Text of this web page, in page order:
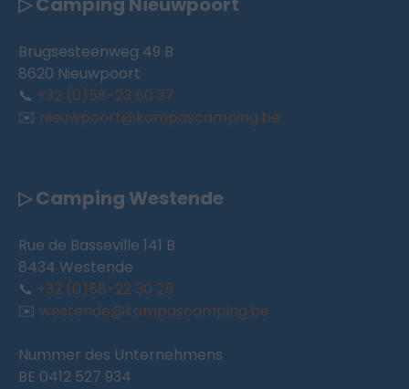
Brugsesteenweg 49 B
8620 Nieuwpoort
📞 +32 (0)58-23 60 37
✉️ nieuwpoort@kompascamping.be
▷ Camping Westende
Rue de Basseville 141 B
8434 Westende
📞 +32 (0)58-22 30 25
✉️ westende@kompascamping.be
Nummer des Unternehmens
BE 0412 527 934